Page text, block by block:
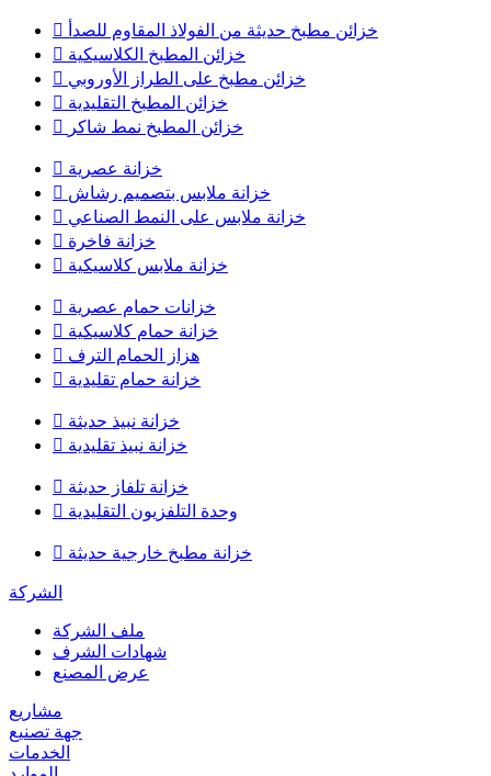

خزائن مطبخ حديثة من الفولاذ المقاوم للصدأ
 خزائن المطبخ الكلاسيكية
 خزائن مطبخ على الطراز الأوروبي
 خزائن المطبخ التقليدية

خزائن المطبخ نمط شاكر
 خزانة عصرية
 خزانة ملابس بتصميم رشاش
 خزانة ملابس على النمط الصناعي
 خزانة فاخرة
 خزانة ملابس كلاسيكية
 خزانات حمام عصرية
 خزانة حمام كلاسيكية
 هزاز الحمام الترف
 خزانة حمام تقليدية
 خزانة نبيذ حديثة
 خزانة نبيذ تقليدية
 خزانة تلفاز حديثة
 وحدة التلفزيون التقليدية
 خزانة مطبخ خارجية حديثة
الشركة
ملف الشركة
شهادات الشرف
عرض المصنع
مشاريع
جهة تصنيع
الخدمات